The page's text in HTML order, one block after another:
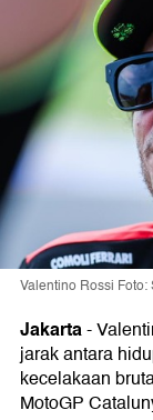
Valentino Rossi Foto:
Jakarta-
jarak antara
kecelakaan
MotoGP